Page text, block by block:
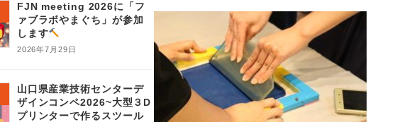
FJN meeting 2026に「フ
ァブラボやまぐち」が参加
します
2026年7月29日
山口県産業技術センターデ
ザインコンペ2026~大型３D
プリンターで作るスツール